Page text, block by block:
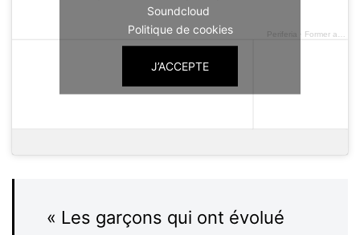
Periferia · Former aux mixites
Soundcloud
Politique de cookies
J’ACCEPTE
« Les garçons qui ont évolué